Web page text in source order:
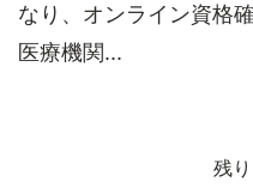
なり、オンライン資格
医療機関...
残